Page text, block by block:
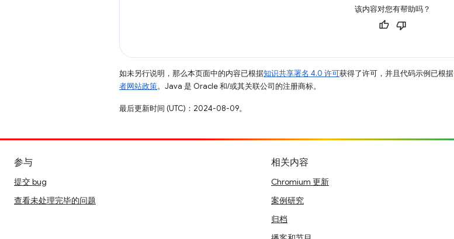
该内容对您有帮助吗？
如未另行说明，那么本页面中的内容已根据知识共享署名 4.0 许可获得了许可，并且代码示例已根据
者网站政策。Java 是 Oracle 和/或其关联公司的注册商标。
最后更新时间 (UTC)：2024-08-09。
参与
提交 bug
查看未处理完毕的问题
相关内容
Chromium 更新
案例研究
归档